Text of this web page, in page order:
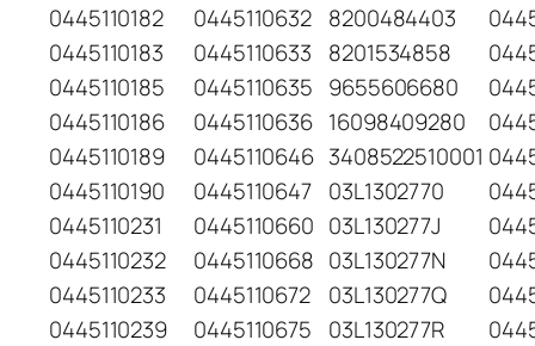
0445110182
0445110632 8200484403
0445110183
0445110633 8201534858
0445110185
0445110635 9655606680
0445110186
0445110636 16098409280
0445110189
0445110646 3408522510001
0445110190
0445110647 03L1302770
0445110231
0445110660 03L130277J
0445110232
0445110668 03L130277N
0445110233
0445110672 03L130277Q
0445110239
0445110675 03L130277R